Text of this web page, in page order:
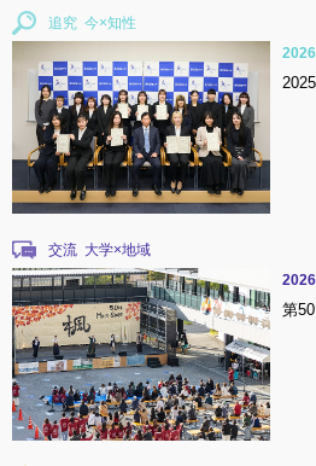
追究
交流
第